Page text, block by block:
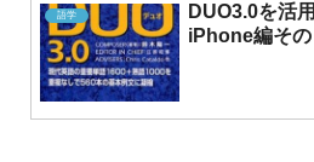
語学
DUO3.0を活
iPhone編その